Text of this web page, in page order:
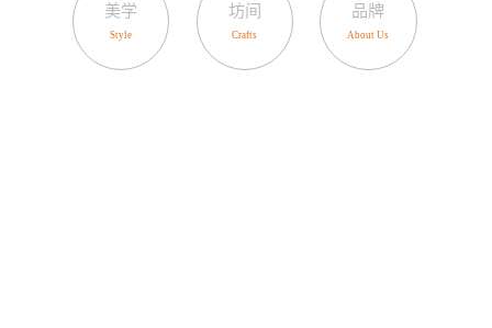
美学 坊间 品牌